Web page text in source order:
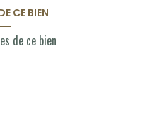
CE BIEN
de ce bien